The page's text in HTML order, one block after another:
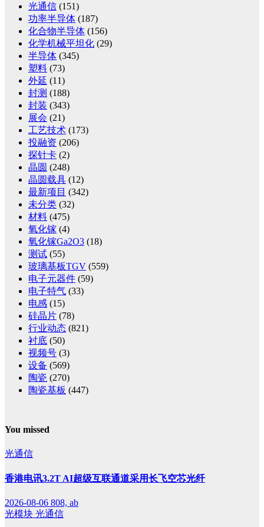
光通信 (151)
功率半导体 (187)
化合物半导体 (156)
化学机械平坦化 (29)
半导体 (345)
塑料 (73)
外延 (11)
封测 (188)
封装 (343)
展会 (21)
工艺技术 (173)
投融资 (206)
探针卡 (2)
晶圆 (248)
晶圆载具 (12)
最新项目 (342)
未分类 (32)
材料 (475)
氧化镓 (4)
氧化镓Ga2O3 (18)
测试 (55)
玻璃基板TGV (559)
电子元器件 (59)
电子特气 (33)
电感 (15)
硅晶片 (78)
行业动态 (821)
衬底 (50)
视频号 (3)
设备 (569)
陶瓷 (270)
陶瓷基板 (447)
You missed
光通信
香港电讯3.2T AI超级互联通道采用长飞空芯光纤
2026-08-06 808, ab
光模块 光通信